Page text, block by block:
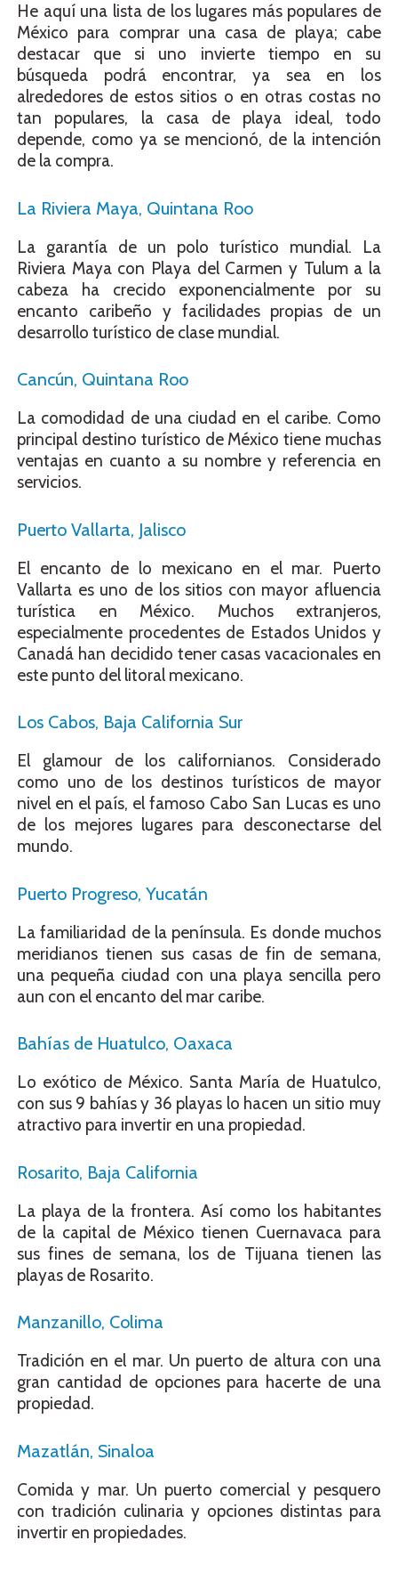
He aquí una lista de los lugares más populares de
México para comprar una casa de playa; cabe
destacar que si uno invierte tiempo en su
búsqueda podrá encontrar, ya sea en los
alrededores de estos sitios o en otras costas no
tan populares, la casa de playa ideal, todo
depende, como ya se mencionó, de la intención
de la compra.
La Riviera Maya, Quintana Roo
La garantía de un polo turístico mundial. La
Riviera Maya con Playa del Carmen y Tulum a la
cabeza ha crecido exponencialmente por su
encanto caribeño y facilidades propias de un
desarrollo turístico de clase mundial.
Cancún, Quintana Roo
La comodidad de una ciudad en el caribe. Como
principal destino turístico de México tiene muchas
ventajas en cuanto a su nombre y referencia en
servicios.
Puerto Vallarta, Jalisco
El encanto de lo mexicano en el mar. Puerto
Vallarta es uno de los sitios con mayor afluencia
turística en México. Muchos extranjeros,
especialmente procedentes de Estados Unidos y
Canadá han decidido tener casas vacacionales en
este punto del litoral mexicano.
Los Cabos, Baja California Sur
El glamour de los californianos. Considerado
como uno de los destinos turísticos de mayor
nivel en el país, el famoso Cabo San Lucas es uno
de los mejores lugares para desconectarse del
mundo.
Puerto Progreso, Yucatán
La familiaridad de la península. Es donde muchos
meridianos tienen sus casas de fin de semana,
una pequeña ciudad con una playa sencilla pero
aun con el encanto del mar caribe.
Bahías de Huatulco, Oaxaca
Lo exótico de México. Santa María de Huatulco,
con sus 9 bahías y 36 playas lo hacen un sitio muy
atractivo para invertir en una propiedad.
Rosarito, Baja California
La playa de la frontera. Así como los habitantes
de la capital de México tienen Cuernavaca para
sus fines de semana, los de Tijuana tienen las
playas de Rosarito.
Manzanillo, Colima
Tradición en el mar. Un puerto de altura con una
gran cantidad de opciones para hacerte de una
propiedad.
Mazatlán, Sinaloa
Comida y mar. Un puerto comercial y pesquero
con tradición culinaria y opciones distintas para
invertir en propiedades.